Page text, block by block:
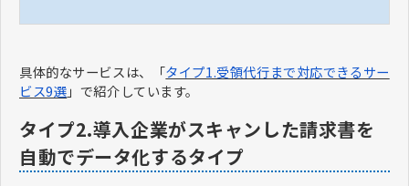
具体的なサービスは、「タイプ1.受領代行まで対応できるサー
ビス9選」で紹介しています。
タイプ2.導入企業がスキャンした請求書を
自動でデータ化するタイプ